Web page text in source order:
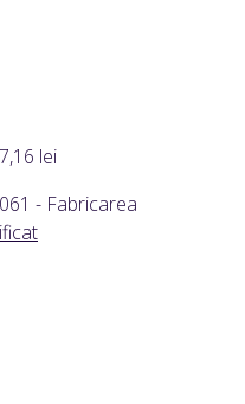
lei
- Fabricarea